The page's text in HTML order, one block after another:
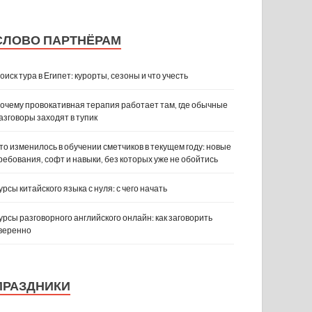
ПАРТНЁРАМ
тура в Египет: курорты, сезоны и что учесть
провокативная терапия работает там, где обычные
заходят в тупик
изменилось в обучении сметчиков в текущем году: новые
софт и навыки, без которых уже не обойтись
китайского языка с нуля: с чего начать
разговорного английского онлайн: как заговорить